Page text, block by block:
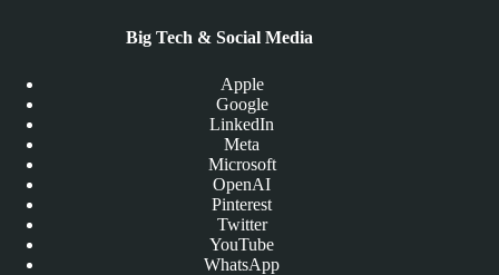
Big Tech & Social Media
Apple
Google
LinkedIn
Meta
Microsoft
OpenAI
Pinterest
Twitter
YouTube
WhatsApp